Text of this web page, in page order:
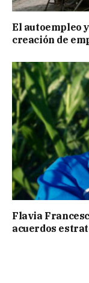
El autoempleo
creación de
Flavia
acuerdos